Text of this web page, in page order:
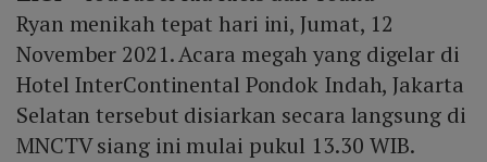
Ryan menikah tepat hari ini, Jumat, 12
November 2021. Acara megah yang digelar di
Hotel InterContinental Pondok Indah, Jakarta
Selatan tersebut disiarkan secara langsung di
MNCTV siang ini mulai pukul 13.30 WIB.